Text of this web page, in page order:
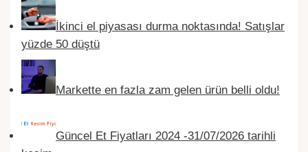
İkinci el piyasası durma noktasında! Satışlar
yüzde 50 düştü
Markette en fazla zam gelen ürün belli oldu!
Güncel Et Fiyatları 2024 -31/07/2026 tarihli